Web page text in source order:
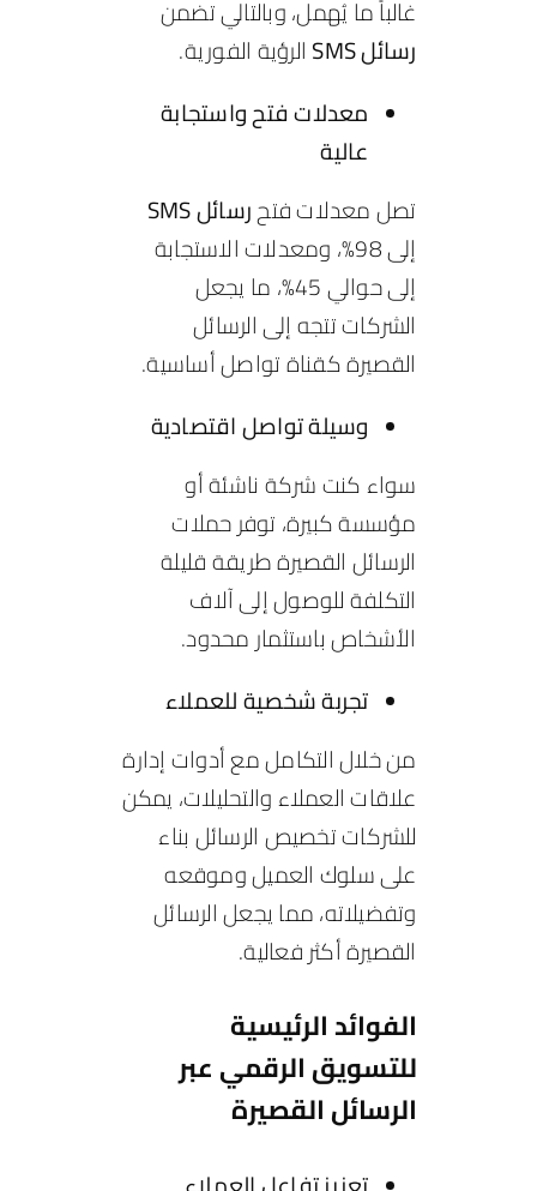
غالباً ما يُهمل، وبالتالي تضمن
رسائل SMS
الرؤية الفورية.
معدلات فتح واستجابة
عالية
تصل معدلات فتحرسائل SMS
إلى 98%، ومعدلات الاستجابة
إلى حوالي 45%، ما يجعل
الشركات تتجه إلى الرسائل
القصيرة كقناة تواصل أساسية.
وسيلة تواصل اقتصادية
سواء كنت شركة ناشئة أو
مؤسسة كبيرة، توفر حملات
الرسائل القصيرة طريقة قليلة
التكلفة للوصول إلى آلاف
الأشخاص باستثمار محدود.
تجربة شخصية للعملاء
من خلال التكامل مع أدوات إدارة
علاقات العملاء والتحليلات، يمكن
للشركات تخصيص الرسائل بناء
على سلوك العميل وموقعه
وتفضيلاته، مما يجعل الرسائل
القصيرة أكثر فعالية.
الفوائد الرئيسية
للتسويق الرقمي عبر
الرسائل القصيرة